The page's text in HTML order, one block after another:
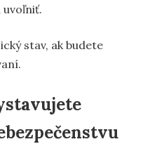
uvoľniť.
stav, ak budete